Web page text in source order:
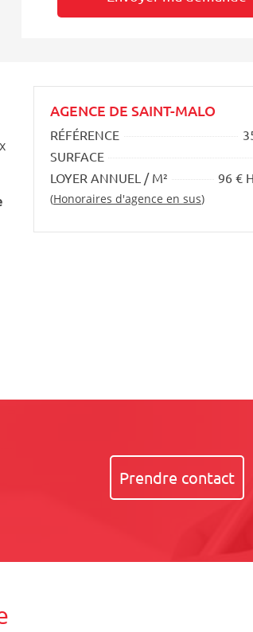
AGENCE DE SAINT-MALO
RÉFÉRENCE
SURFACE
LOYER ANNUEL / M²
96 €
(Honoraires d'agence en sus)
Prendre contact